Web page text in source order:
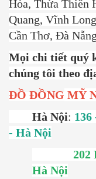
Hóa, Thừa Thiên
Quang, Vĩnh
Cần Thơ, Đà
Mọi chi tiết quý
chúng tôi theo
ĐỒ ĐỒNG MỸ
Hà Nội:
- Hà Nội
202
Hà Nội